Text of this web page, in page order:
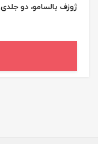
ژوزف بالسامو، دو جلدی